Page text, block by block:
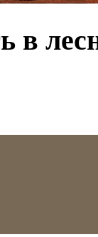
в